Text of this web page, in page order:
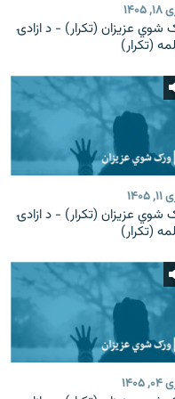
شوي عزیزان (تکرار) - د ازادۍ
(تکرار)
شوي عزیزان (تکرار) - د ازادۍ
(تکرار)